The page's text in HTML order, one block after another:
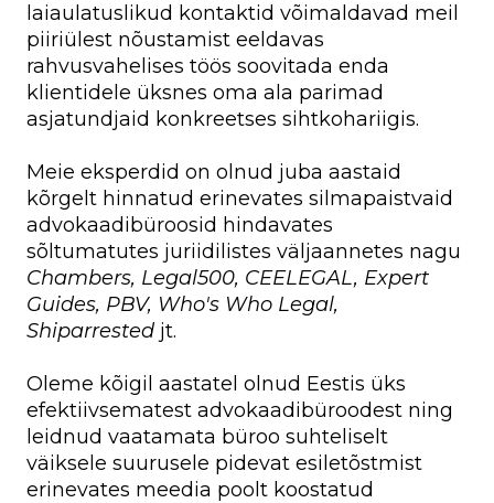
laiaulatuslikud kontaktid võimaldavad meil
piiriülest nõustamist eeldavas
rahvusvahelises töös soovitada enda
klientidele üksnes oma ala parimad
asjatundjaid konkreetses sihtkohariigis.
Meie eksperdid on olnud juba aastaid
kõrgelt hinnatud erinevates silmapaistvaid
advokaadibüroosid hindavates
sõltumatutes juriidilistes väljaannetes nagu
Chambers, Legal500, CEELEGAL, Expert
Guides, PBV, Who's Who Legal,
Shiparrested jt.
Oleme kõigil aastatel olnud Eestis üks
efektiivsematest advokaadibüroodest ning
leidnud vaatamata büroo suhteliselt
väiksele suurusele pidevat esiletõstmist
erinevates meedia poolt koostatud